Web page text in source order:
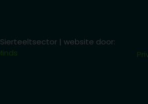
| website door: